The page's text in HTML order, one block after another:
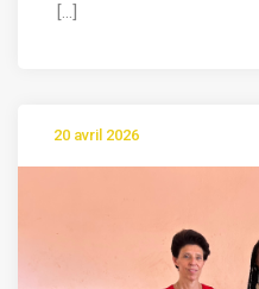
[...]
20 avril 2026